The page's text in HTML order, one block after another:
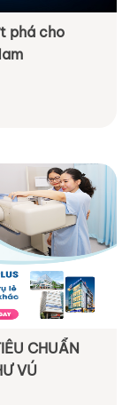
phá cho
VÚ